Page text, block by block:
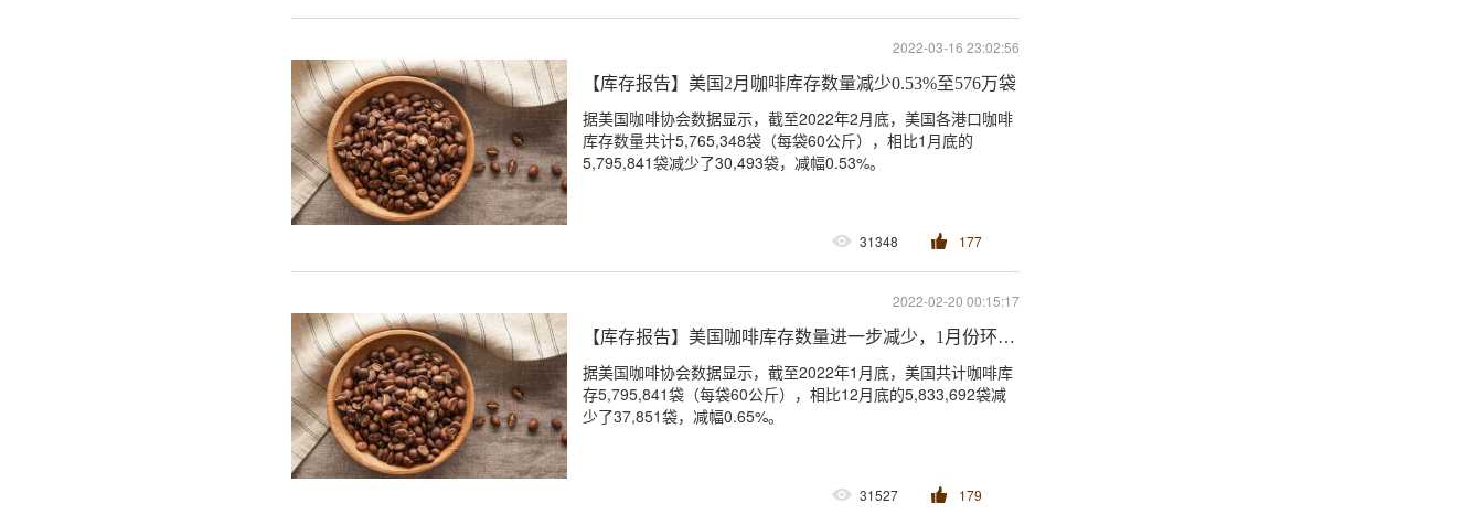
2022-03-16 23:02:56
【库存报告】美国2月咖啡库存数量减少0.53%至576万袋
据美国咖啡协会数据显示，截至2022年2月底，美国各港口咖啡
库存数量共计5,765,348袋（每袋60公斤），相比1月底的
5,795,841袋减少了30,493袋，减幅0.53%。
31348 177
2022-02-20 00:15:17
【库存报告】美国咖啡库存数量进一步减少，1月份环比减幅0.65%
据美国咖啡协会数据显示，截至2022年1月底，美国共计咖啡库
存5,795,841袋（每袋60公斤），相比12月底的5,833,692袋减
少了37,851袋，减幅0.65%。
31527 179